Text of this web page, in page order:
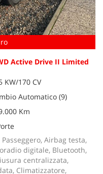
Active Drive II Limited
KW/170 CV
Automatico (9)
Km
Airbag testa,
digitale, Bluetooth,
centralizzata,
Climatizzatore,
dell'esperienza utente